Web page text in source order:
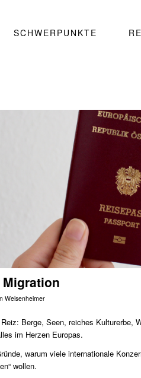
SCHWERPUNKTE
Weisenheimer
Berge, Seen, reiches Kulturerbe,
im Herzen Europas.
warum viele internationale
wollen.